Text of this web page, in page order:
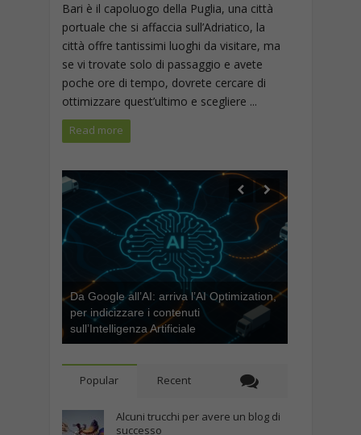
Bari è il capoluogo della Puglia, una città
portuale che si affaccia sull’Adriatico, la
città offre tantissimi luoghi da visitare, ma
se vi trovate solo di passaggio e avete
poche ore di tempo, dovrete cercare di
ottimizzare quest’ultimo e scegliere ...
Read more
Da Google all’AI: arriva l’AI Optimization,
per indicizzare i contenuti
sull’Intelligenza Artificiale
Popular Recent
Alcuni trucchi per avere un blog di
successo